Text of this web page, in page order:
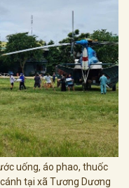
uống, áo phao, thuốc
tại xã Tương Dương